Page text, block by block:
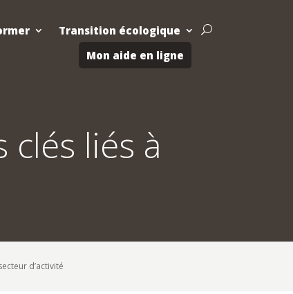
Transition écologique
Mon aide en ligne
U
liés à
d’activité